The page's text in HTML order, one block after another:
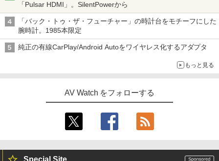
「Pulsar HDMI」。SilentPowerから
「バック・トゥ・ザ・フューチャー」の時計台をモチーフにした
腕時計。1985本限定
純正の有線CarPlay/Android Autoをワイヤレス化するアダプタ
もっと見る
AV Watch をフォローする